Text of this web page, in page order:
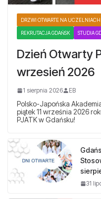
DRZWI OTWARTE NA
REKRUTACJA GDAŃSK STUDIA
Dzień Otwarty
wrzesień 2026
1 sierpnia 2026 EB
Polsko-Japońska
piątek 11 września 2026
PJATK w Gdańsku!
31